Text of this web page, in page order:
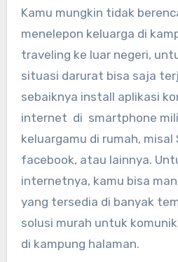
Kamu mungkin tidak
menelepon keluarga di
traveling ke luar negeri,
situasi darurat bisa saja
sebaiknya install aplikasi
internet di smartphone
keluargamu di rumah, misal
facebook, atau lainnya.
internetnya, kamu bisa
yang tersedia di banyak
solusi murah untuk
di kampung halaman.